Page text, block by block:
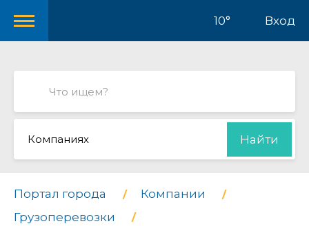
10° Вход
Компаниях Найти
Портал города
Компании
Грузоперевозки